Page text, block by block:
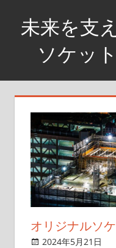
ツ
未来を支
ソケッ
革
新
オリジナルソ
2024年5月21日